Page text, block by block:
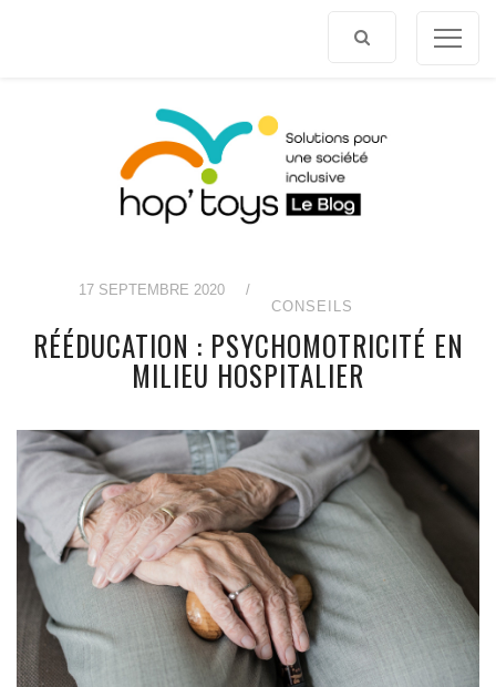
17 SEPTEMBRE 2020
/
CONSEILS
RÉÉDUCATION : PSYCHOMOTRICITÉ EN
MILIEU HOSPITALIER